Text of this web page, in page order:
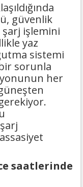
güvenlik
şarj işlemini
yaz
sistemi
sorunla
her
saatlerinde